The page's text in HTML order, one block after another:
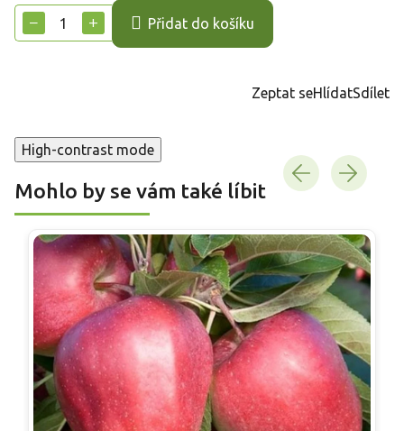
cena:
+
− Přidat do košíku
Zeptat seHlídatSdílet
High-contrast mode
Mohlo by se vám také líbit